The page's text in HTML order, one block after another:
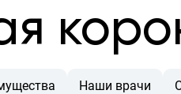
Наши врачи